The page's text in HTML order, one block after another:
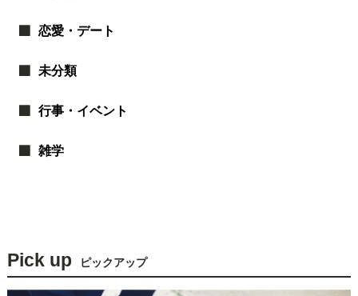
恋愛・デート
未分類
行事・イベント
雑学
Pick up ピックアップ